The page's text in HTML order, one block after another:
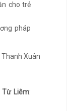
cho trẻ
pháp
Từ Liêm: